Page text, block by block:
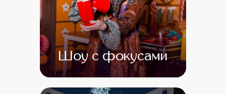
Шоу с фокусами
от 0 от 0